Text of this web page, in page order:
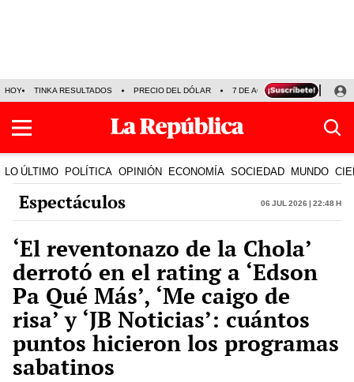
HOY TINKA RESULTADOS PRECIO DEL DÓLAR 7 DE AGOSTO OLLANTA
LO ÚLTIMO POLÍTICA OPINIÓN ECONOMÍA SOCIEDAD MUNDO
Espectáculos 06 Jul 2026 | 22:48 h
‘El reventonazo de la Chola’
derrotó en el rating a ‘Edson
Pa Qué Más’, ‘Me caigo de
risa’ y ‘JB Noticias’: cuántos
puntos hicieron los programas
sabatinos